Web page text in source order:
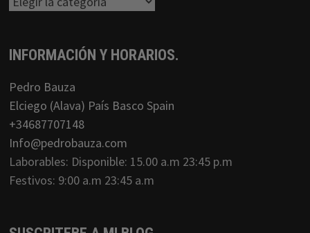
INFORMACIÓN Y HORARIOS.
Pedro Bauza
Elciego (Alava) País Basco Spain
+34687707148
Info@pedrobauza.com
Laborables: Disponible: 15.00 a.m 23:45 p.m
Festivos: 9:00 a.m 23:45 a.m